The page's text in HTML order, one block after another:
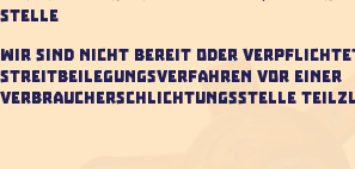
stelle
Wir sind nicht bereit oder
Streitbeilegungsverfahren vor einer
Verbraucherschlichtungsstelle